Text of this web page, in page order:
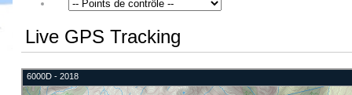
Live GPS Tracking